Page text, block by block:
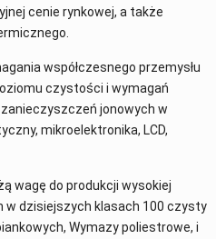
cenie rynkowej, a także
współczesnego przemysłu
czystości i wymagań
jonowych w
mikroelektronika, LCD,
wagę do produkcji wysokiej
dzisiejszych klasach 100 czysty
Wymazy poliestrowe, i